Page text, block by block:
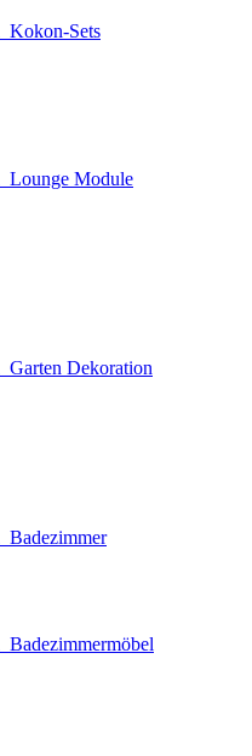
Kokon-Sets
Lounge Module
Garten Dekoration
Badezimmer
Badezimmermöbel